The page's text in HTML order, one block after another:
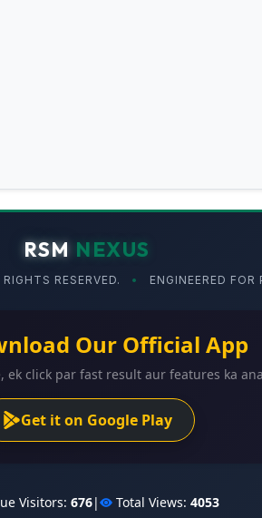
RSM NEXUS
RESERVED. • ENGINEERED FOR
Our Official App
ek click par fast result aur features ka
Get it on Google Play
Visitors: 676| Total Views: 4053